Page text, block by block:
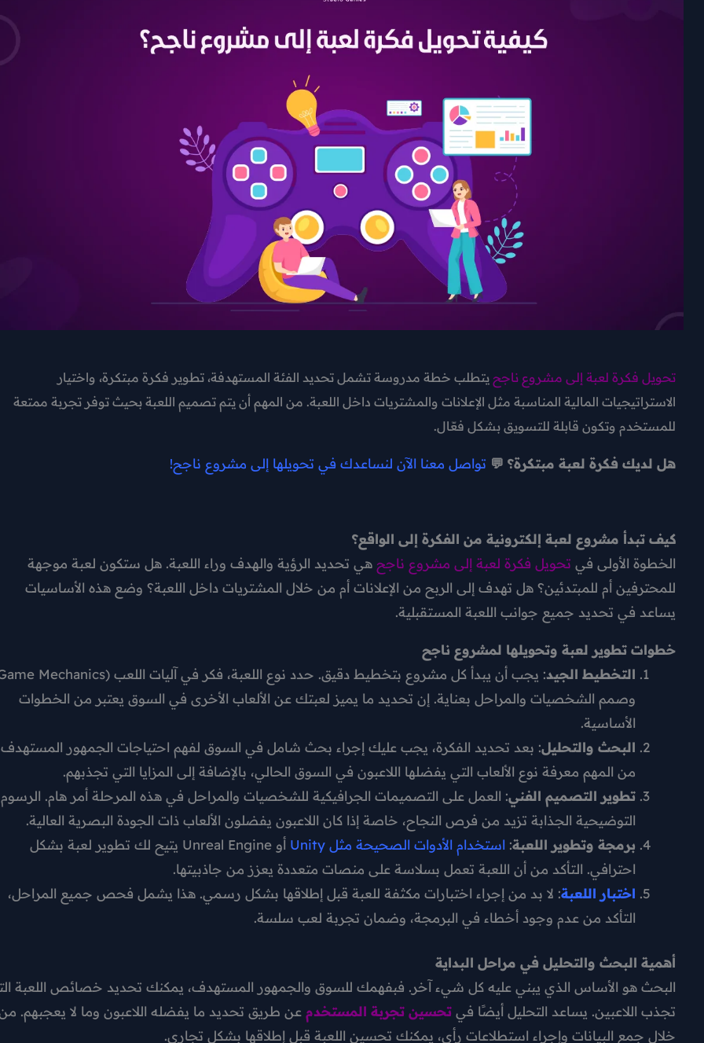
تحويل فكرة لعبة إلى مشروع ناجح يتطلب خطة مدروسة تشمل تحديد الفئة المستهدفة، تطوير فكرة مبتكرة، واختيار
الاستراتيجيات المالية المناسبة مثل الإعلانات والمشتريات داخل اللعبة. من المهم أن يتم تصميم اللعبة بحيث توفر تجربة ممتعة
للمستخدم وتكون قابلة للتسويق بشكل فعّال.
هل لديك فكرة لعبة مبتكرة؟ 💬 تواصل معنا الآن لنساعدك في تحويلها إلى مشروع ناجح!
كيف تبدأ مشروع لعبة إلكترونية من الفكرة إلى الواقع؟
الخطوة الأولى في تحويل فكرة لعبة إلى مشروع ناجح هي تحديد الرؤية والهدف وراء اللعبة. هل ستكون لعبة موجهة
للمحترفين أم للمبتدئين؟ هل تهدف إلى الربح من الإعلانات أم من خلال المشتريات داخل اللعبة؟ وضع هذه الأساسيات
يساعد في تحديد جميع جوانب اللعبة المستقبلية.
خطوات تطوير لعبة وتحويلها لمشروع ناجح
التخطيط الجيد
وصمم الشخصيات والمراحل بعناية. إن تحديد ما يميز لعبتك عن الألعاب الأخرى في السوق يعتبر من الخطوات
الأساسية.
البحث والتحليل: بعد تحديد الفكرة، يجب عليك إجراء بحث شامل في السوق لفهم احتياجات الجمهور
من المهم معرفة نوع الألعاب التي يفضلها اللاعبون في السوق الحالي، بالإضافة إلى المزايا التي تجذبهم.
تطوير التصميم الفني: العمل على التصميمات الجرافيكية للشخصيات والمراحل في هذه المرحلة أمر هام. الرسوم
التوضيحية الجذابة تزيد من فرص النجاح، خاصة إذا كان اللاعبون يفضلون الألعاب ذات الجودة البصرية العالية.
برمجة وتطوير اللعبة: استخدام الأدوات الصحيحة مثل Unity
أو Unreal Engine يتيح لك تطوير لعبة بشكل
احترافي. التأكد من أن اللعبة تعمل بسلاسة على منصات متعددة يعزز من جاذبيتها.
اختبار اللعبة: لا بد من إجراء اختبارات مكثفة للعبة قبل إطلاقها بشكل رسمي. هذا يشمل فحص جميع المراحل،
التأكد من عدم وجود أخطاء في البرمجة، وضمان تجربة لعب سلسة.
أهمية البحث والتحليل في مراحل البداية
البحث هو الأساس الذي يبني عليه كل شيء آخر. فبفهمك للسوق والجمهور المستهدف، يمكنك تحديد خصائص اللعبة
تجذب اللاعبين. يساعد التحليل أيضًا في تحسين تجربة المستخدم عن طريق تحديد ما يفضله اللاعبون وما لا يعجبهم.
خلال جمع البيانات وإجراء استطلاعات رأي، يمكنك تحسين اللعبة قبل إطلاقها بشكل تجاري.